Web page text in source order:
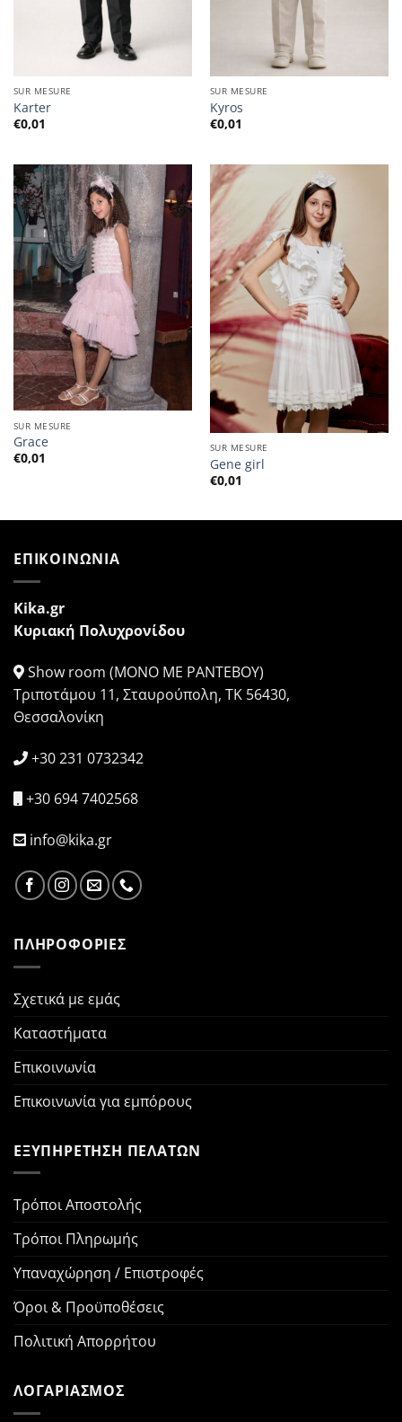
SUR MESURE
Karter
€0,01
SUR MESURE
Kyros
€0,01
SUR MESURE
Grace
€0,01
SUR MESURE
Gene girl
€0,01
ΕΠΙΚΟΙΝΩΝΙΑ
Kika.gr
Κυριακή Πολυχρονίδου
Show room (ΜΟΝΟ ΜΕ ΡΑΝΤΕΒΟΥ)
Τριποτάμου 11, Σταυρούπολη, ΤΚ 56430,
Θεσσαλονίκη
+30 231 0732342
+30 694 7402568
info@kika.gr
ΠΛΗΡΟΦΟΡΙΕΣ
Σχετικά με εμάς
Καταστήματα
Επικοινωνία
Επικοινωνία για εμπόρους
ΕΞΥΠΗΡΕΤΗΣΗ ΠΕΛΑΤΩΝ
Τρόποι Αποστολής
Τρόποι Πληρωμής
Υπαναχώρηση / Επιστροφές
Όροι & Προϋποθέσεις
Πολιτική Απορρήτου
ΛΟΓΑΡΙΑΣΜΟΣ